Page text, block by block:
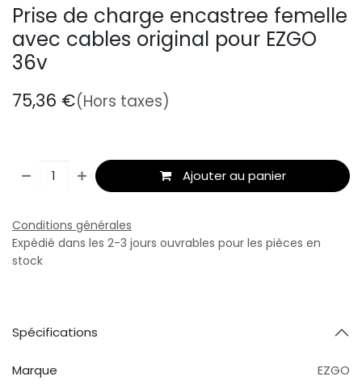
Prise de charge encastree femelle
avec cables original pour EZGO
36v
75,36 €(Hors taxes)
Ajouter au panier
Conditions générales
Expédié dans les 2-3 jours ouvrables pour les pièces en
stock
Spécifications
Marque EZGO